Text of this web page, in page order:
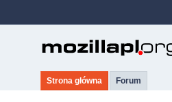
Strona główna Forum